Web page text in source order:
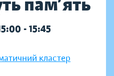
- 15:45
кластер